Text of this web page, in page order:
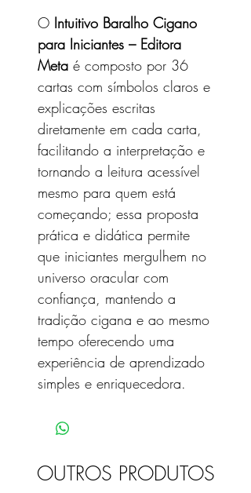
O Intuitivo Baralho Cigano
para Iniciantes – Editora
Meta é composto por 36
cartas com símbolos claros e
explicações escritas
diretamente em cada carta,
facilitando a interpretação e
tornando a leitura acessível
mesmo para quem está
começando; essa proposta
prática e didática permite
que iniciantes mergulhem no
universo oracular com
confiança, mantendo a
tradição cigana e ao mesmo
tempo oferecendo uma
experiência de aprendizado
simples e enriquecedora.
OUTROS PRODUTOS